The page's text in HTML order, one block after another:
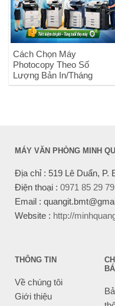
Cách Chọn Máy
Photocopy Theo Số
Lượng Bản In/Tháng
MÁY VĂN PHÒNG MINH
Địa chỉ : 519 Lê Duẩn, P.
Điện thoại : 0971 85 29 79
Email :
Website : http://
THÔNG TIN
Về chúng tôi
Giới thiệu